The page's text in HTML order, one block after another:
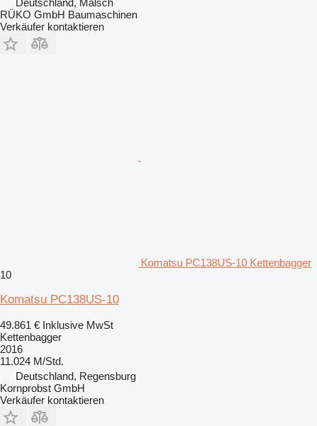
Deutschland, Malsch
RÜKO GmbH Baumaschinen
Verkäufer kontaktieren
Komatsu PC138US-10 Kettenbagger
10
Komatsu PC138US-10
49.861 € Inklusive MwSt
Kettenbagger
2016
11.024 M/Std.
Deutschland, Regensburg
Kornprobst GmbH
Verkäufer kontaktieren